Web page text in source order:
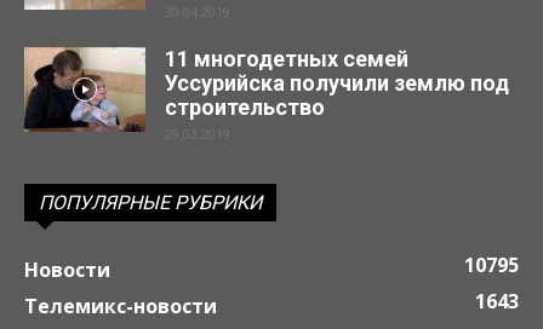
30.04.2019
11 многодетных семей
Уссурийска получили землю под
строительство
29.03.2019
ПОПУЛЯРНЫЕ РУБРИКИ
Новости
10795
Телемикс-новости
1643